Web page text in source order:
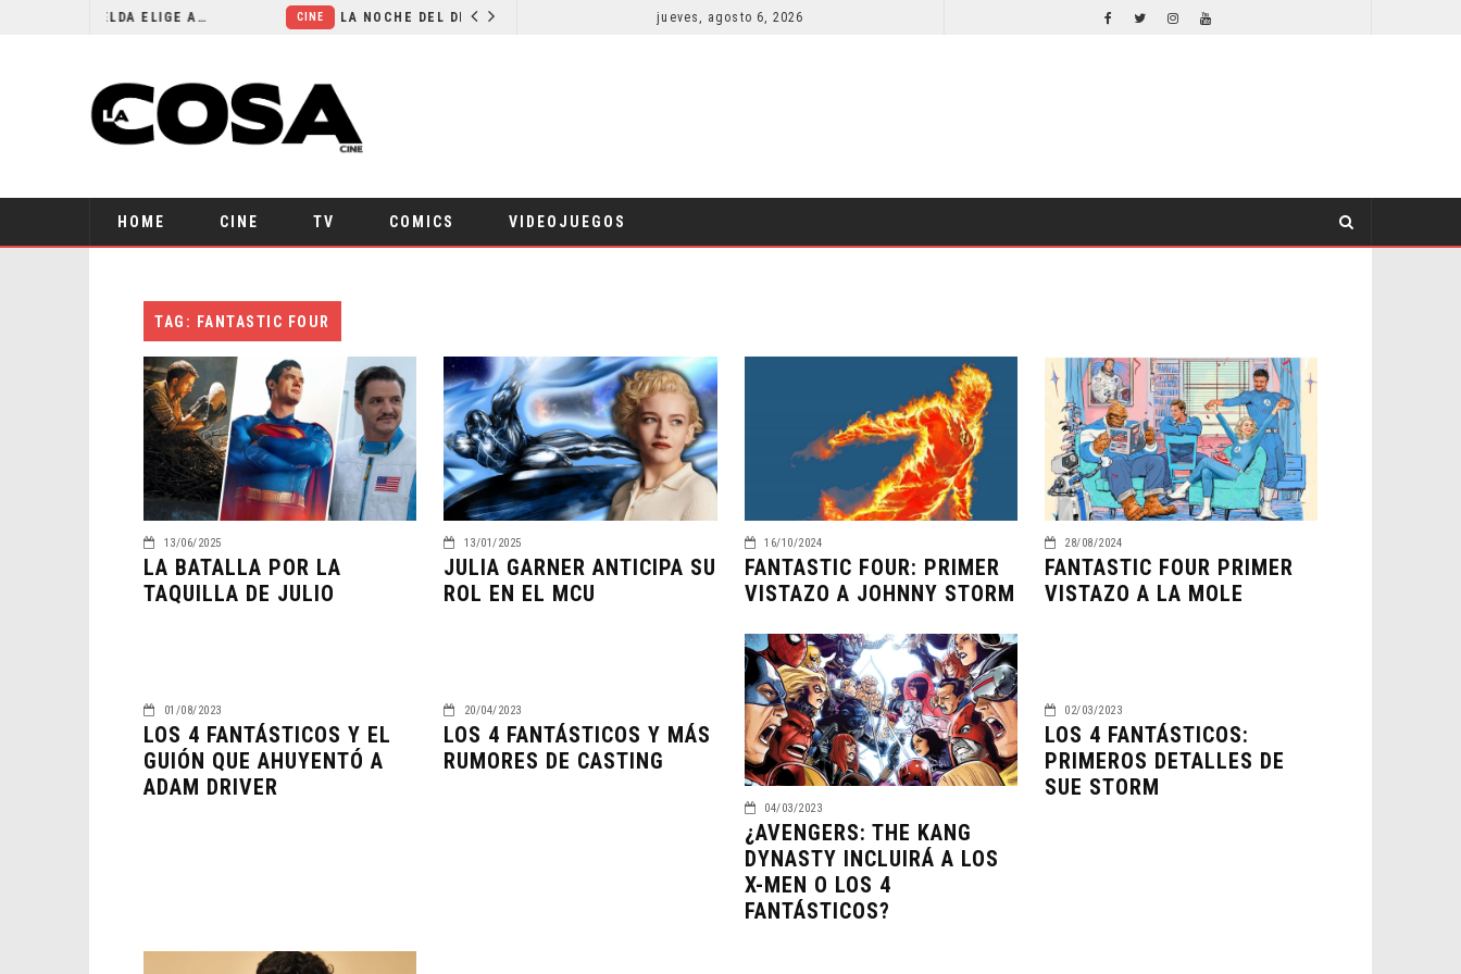
LA NOCHE DEL DEMONIO: ESTÁN ENTRE NOSOTROS – TRAILER FINAL jueves, agosto 6, 2026
HOME CINE TV COMICS VIDEOJUEGOS
TAG: FANTASTIC FOUR
13/06/2025
LA BATALLA POR LA
TAQUILLA DE JULIO
13/01/2025
JULIA GARNER ANTICIPA SU
ROL EN EL MCU
16/10/2024
FANTASTIC FOUR: PRIMER
VISTAZO A JOHNNY STORM
28/08/2024
FANTASTIC FOUR PRIMER
VISTAZO A LA MOLE
01/08/2023
LOS 4 FANTÁSTICOS Y EL
GUIÓN QUE AHUYENTÓ A
ADAM DRIVER
20/04/2023
LOS 4 FANTÁSTICOS Y MÁS
RUMORES DE CASTING
04/03/2023
¿AVENGERS: THE KANG
DYNASTY INCLUIRÁ A LOS
X-MEN O LOS 4
FANTÁSTICOS?
02/03/2023
LOS 4 FANTÁSTICOS:
PRIMEROS DETALLES DE
SUE STORM